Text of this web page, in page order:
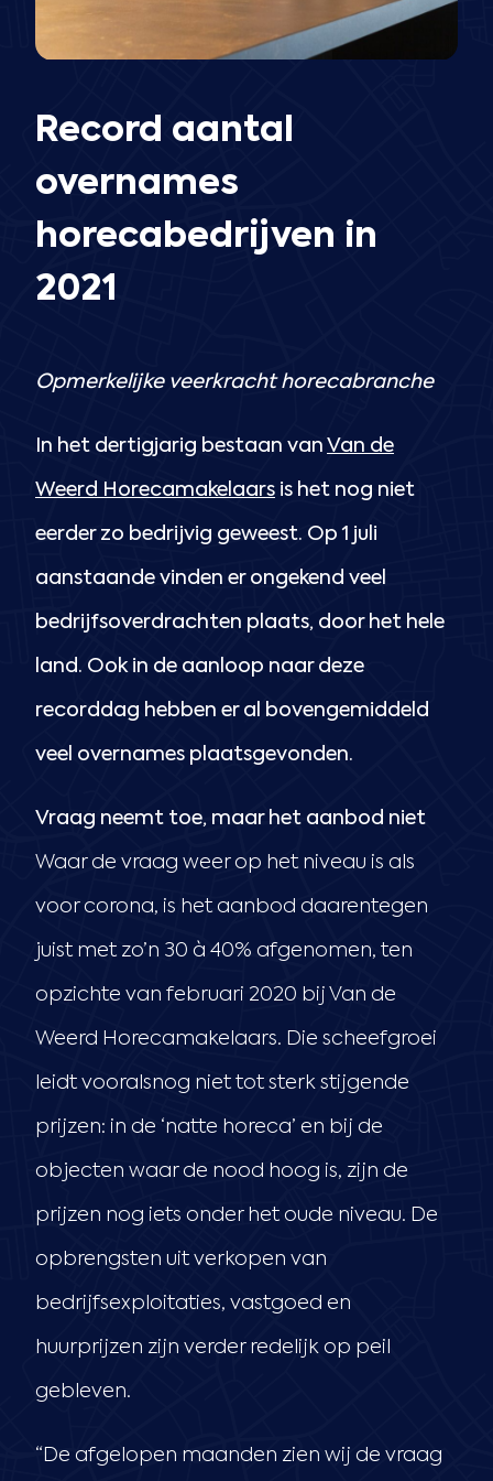
Record aantal
overnames
horecabedrijven in
2021
Opmerkelijke veerkracht horecabranche
In het dertigjarig bestaan van Van de
Weerd Horecamakelaars is het nog niet
eerder zo bedrijvig geweest. Op 1 juli
aanstaande vinden er ongekend veel
bedrijfsoverdrachten plaats, door het hele
land. Ook in de aanloop naar deze
recorddag hebben er al bovengemiddeld
veel overnames plaatsgevonden.
Vraag neemt toe, maar het aanbod niet
Waar de vraag weer op het niveau is als
voor corona, is het aanbod daarentegen
juist met zo’n 30 à 40% afgenomen, ten
opzichte van februari 2020 bij Van de
Weerd Horecamakelaars. Die scheefgroei
leidt vooralsnog niet tot sterk stijgende
prijzen: in de ‘natte horeca’ en bij de
objecten waar de nood hoog is, zijn de
prijzen nog iets onder het oude niveau. De
opbrengsten uit verkopen van
bedrijfsexploitaties, vastgoed en
huurprijzen zijn verder redelijk op peil
gebleven.
“De afgelopen maanden zien wij de vraag